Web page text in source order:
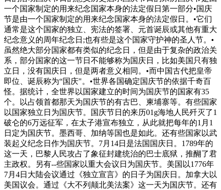
一个国家制定的用来纪念国家本身的法定假日第一部分•国庆
节是由一个国家制定的用来纪念国家本身的法定假日。•它们
通常是这个国家的独立、宪法的签署、元首诞辰或其他有重大
纪念意义的周年纪念日;也有些是这个国家守护神的圣人节。•
虽然绝大部分国家都有类似的纪念日，但是由于复杂的政治关
系，部分国家的这一节日不能够称为国庆日，比如美国只有独
立日，没有国庆日，但是两者意义相同。•而中国古代把皇帝
即位、诞辰称为“国庆"。•世界各国确定国庆节的依据千奇百
怪。据统计，全世界以国家建立的时间为国庆节的国家有35
个。以占领首都那天为国庆节的有古巴、柬埔寨等。有些国家
以国家独立日为国庆节。国庆节日的来历01g海地人民歼灭了1
破仑的6万远征军，在太子港宣布独立，从此就把每年的1月1
日定为国庆节。墨西哥、加纳等国也是如此。还有些国家以武
装起义纪念日作为国庆节。7月14日是法国国庆日。1789年的
这一天，巴黎人民攻占了象征封建统治的巴士底狱，推醐了君
主政权。另有--些国家以重大会议日为国庆节。美国以1776年
7月4日大陆会议通过《独立宣言》的日子为国庆日。加拿大以
美国议会。通过《大不列颠北美法案》这一天为国庆节。还有